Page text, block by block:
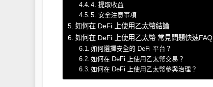
4. 提取收益
5. 安全注意事項
如何在 DeFi 上使用乙太幣結論
如何在 DeFi 上使用乙太幣 常見問題快速FAQ
如何選擇安全的 DeFi 平台？
如何在 DeFi 上使用乙太幣交易？
如何在 DeFi 上使用乙太幣參與治理？